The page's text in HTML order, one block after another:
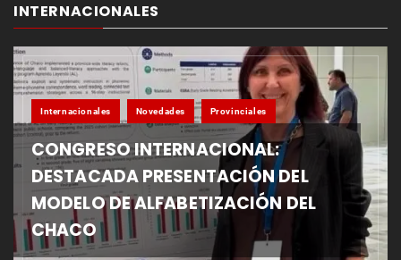
INTERNACIONALES
Internacionales Novedades Provinciales
CONGRESO INTERNACIONAL:
DESTACADA PRESENTACIÓN DEL
MODELO DE ALFABETIZACIÓN DEL
CHACO